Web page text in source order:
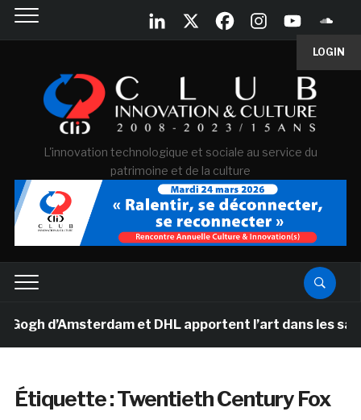
LOGIN
L'innovation technologique et sociale au service du
patrimoine et de la culture
d’Amsterdam et DHL apportent l’art dans les salles
Étiquette :Twentieth Century Fox